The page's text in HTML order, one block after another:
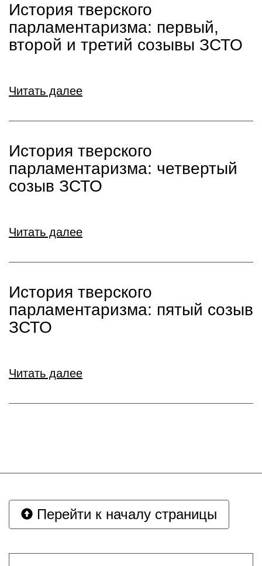
История тверского
парламентаризма: первый,
второй и третий созывы ЗСТО
Читать далее
История тверского
парламентаризма: четвертый
созыв ЗСТО
Читать далее
История тверского
парламентаризма: пятый созыв
ЗСТО
Читать далее
Перейти к началу страницы